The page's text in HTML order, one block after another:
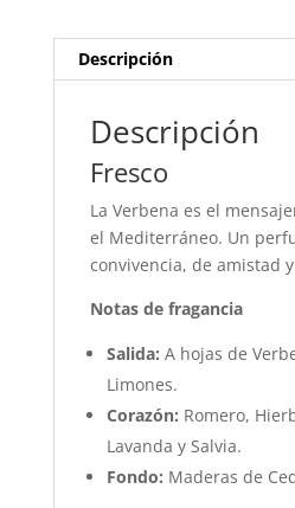
Descripción
Descripción
Fresco
La Verbena es el
el Mediterráneo. Un
convivencia, de amistad
Notas de fragancia
Salida: A hojas de
Limones.
Corazón: Romero,
Lavanda y Salvia.
Fondo: Maderas de